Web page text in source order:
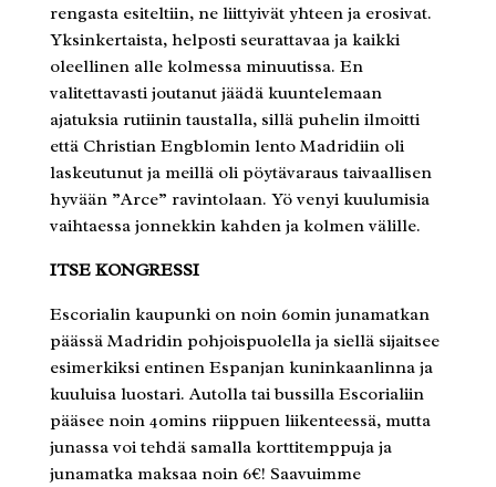
rengasta esiteltiin, ne liittyivät yhteen ja erosivat.
Yksinkertaista, helposti seurattavaa ja kaikki
oleellinen alle kolmessa minuutissa. En
valitettavasti joutanut jäädä kuuntelemaan
ajatuksia rutiinin taustalla, sillä puhelin ilmoitti
että Christian Engblomin lento Madridiin oli
laskeutunut ja meillä oli pöytävaraus taivaallisen
hyvään ”Arce” ravintolaan. Yö venyi kuulumisia
vaihtaessa jonnekkin kahden ja kolmen välille.
ITSE KONGRESSI
Escorialin kaupunki on noin 60min junamatkan
päässä Madridin pohjoispuolella ja siellä sijaitsee
esimerkiksi entinen Espanjan kuninkaanlinna ja
kuuluisa luostari. Autolla tai bussilla Escorialiin
pääsee noin 40mins riippuen liikenteessä, mutta
junassa voi tehdä samalla korttitemppuja ja
junamatka maksaa noin 6€! Saavuimme